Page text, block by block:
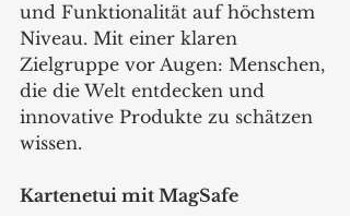
und Funktionalität auf höchstem
Niveau. Mit einer klaren
Zielgruppe vor Augen: Menschen,
die die Welt entdecken und
innovative Produkte zu schätzen
wissen.
Kartenetui mit MagSafe